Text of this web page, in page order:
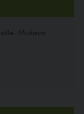
Mukava